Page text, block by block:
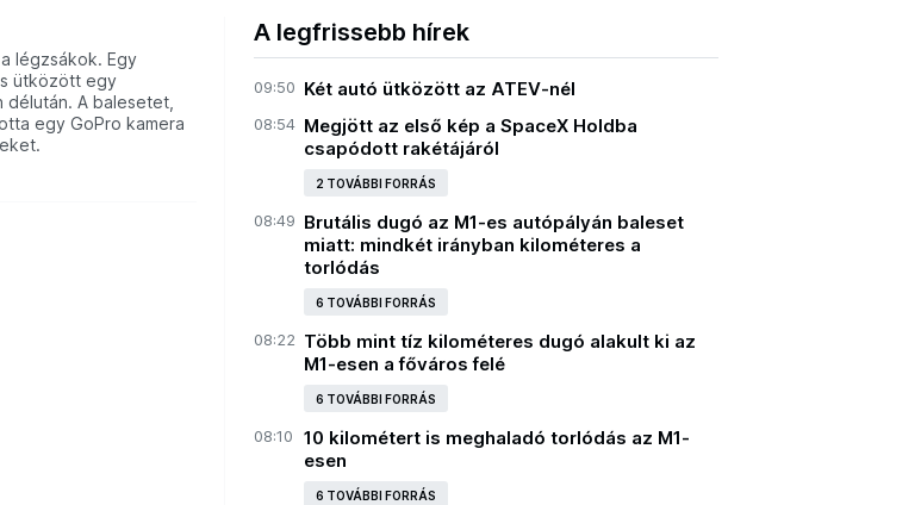
légzsákok. Egy
ütközött egy
A balesetet,
egy GoPro kamera
A legfrissebb hírek
09:50 Két autó ütközött az ATEV-nél
08:54 Megjött az első kép a SpaceX Holdba
csapódott rakétájáról
2 TOVÁBBI FORRÁS
08:49 Brutális dugó az M1-es autópályán baleset
miatt: mindkét irányban kilométeres a
torlódás
6 TOVÁBBI FORRÁS
08:22 Több mint tíz kilométeres dugó alakult ki az
M1-esen a főváros felé
6 TOVÁBBI FORRÁS
08:10
10 kilométert is meghaladó torlódás az M1-
esen
6 TOVÁBBI FORRÁS